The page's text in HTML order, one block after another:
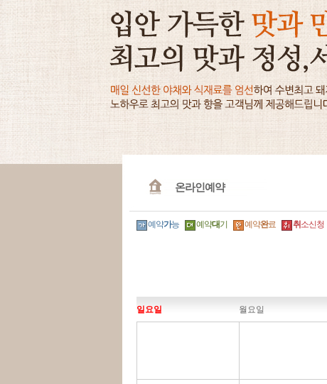
온라인예약
예약가능 예약대기 예약완료 취 소신청
일요일 월요일